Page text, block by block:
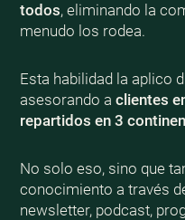
todos, eliminando la
menudo los rodea.
Esta habilidad la aplico
asesorando a clientes
repartidos en 3
No solo eso, sino que
conocimiento a través
newsletter, podcast,